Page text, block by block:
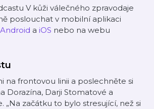
V kůži válečného zpravodaje
poslouchat v mobilní aplikaci
Android a iOS nebo na webu
na frontovou linii a poslechněte si
Dorazína, Darji Stomatové a
„Na začátku to bylo stresující, než si